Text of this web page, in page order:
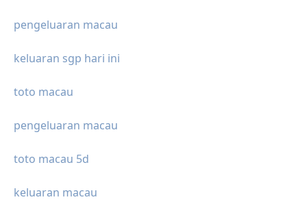
pengeluaran macau
keluaran sgp hari ini
toto macau
pengeluaran macau
toto macau 5d
keluaran macau